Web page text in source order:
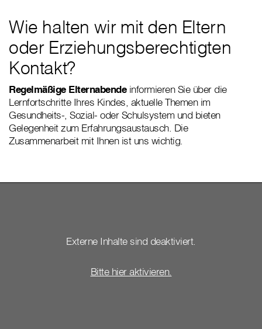
Wie halten wir mit den Eltern
oder Erziehungsberechtigten
Kontakt?
Regelmäßige Elternabendeinformieren Sie über die
Lernfortschritte Ihres Kindes, aktuelle Themen im
Gesundheits-, Sozial- oder Schulsystem und bieten
Gelegenheit zum Erfahrungsaustausch. Die
Zusammenarbeit mit Ihnen ist uns wichtig.
Externe Inhalte sind deaktiviert.
Bitte hier aktivieren.